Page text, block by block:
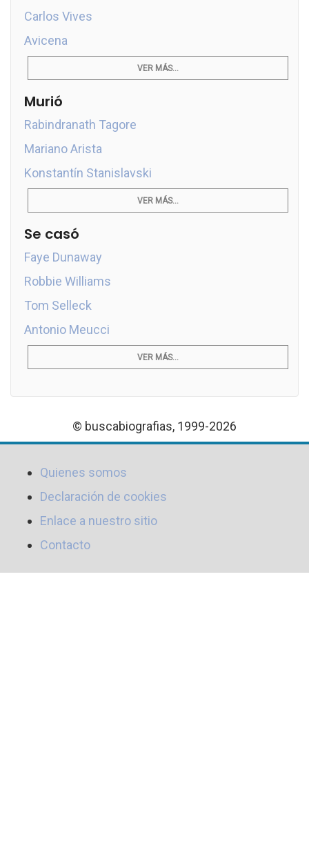
Carlos Vives
Avicena
VER MÁS...
Murió
Rabindranath Tagore
Mariano Arista
Konstantín Stanislavski
VER MÁS...
Se casó
Faye Dunaway
Robbie Williams
Tom Selleck
Antonio Meucci
VER MÁS...
© buscabiografias, 1999-2026
Quienes somos
Declaración de cookies
Enlace a nuestro sitio
Contacto